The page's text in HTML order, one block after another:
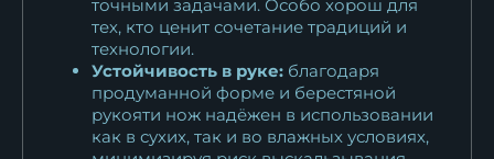
точными задачами. Особо хорош для
тех, кто ценит сочетание традиций и
технологии.
Устойчивость в руке: благодаря
продуманной форме и берестяной
рукояти нож надёжен в использовании
как в сухих, так и во влажных условиях,